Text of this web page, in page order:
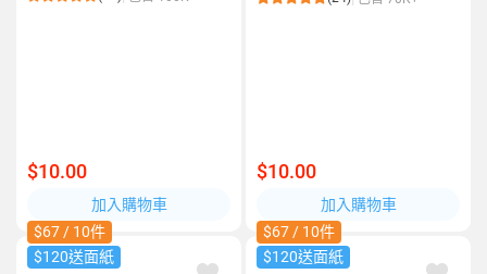
$10.00
加入購物車
$10.00
加入購物車
$67 / 10件
$120送面紙
$67 / 10件
$120送面紙